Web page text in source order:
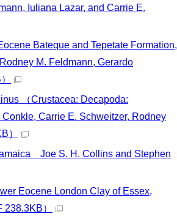
Iuliana Lazar, and Carrie E.
Bateque and Tepetate Formation,
M. Feldmann, Gerardo
（Crustacea: Decapoda:
Carrie E. Schweitzer, Rodney
）
Joe S. H. Collins and Stephen
Eocene London Clay of Essex,
238.3KB）